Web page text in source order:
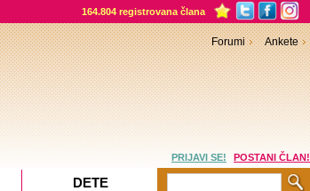
164.804 registrovana člana
Forumi Ankete
PRIJAVI SE! POSTANI ČLAN!
DETE